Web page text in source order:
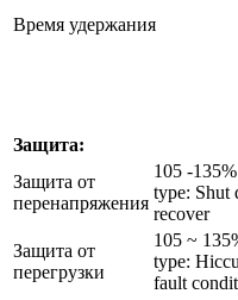
Время удержания
Защита:
Защита от
перенапряжения
105 -
type: Shut
recover
Защита от
перегрузки
105 ~
type:
fault